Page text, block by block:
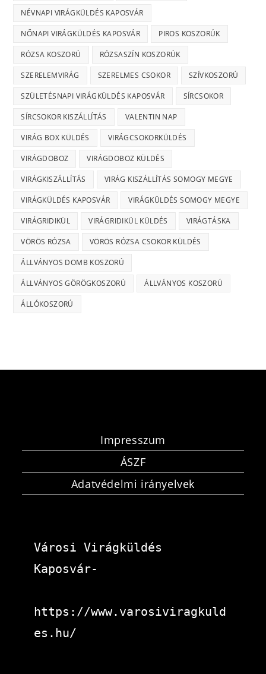
NÉVNAPI VIRÁGKÜLDÉS KAPOSVÁR
NŐNAPI VIRÁGKÜLDÉS KAPOSVÁR PIROS KOSZORÚK
RÓZSA KOSZORÚ RÓZSASZÍN KOSZORÚK
SZERELEMVIRÁG SZERELMES CSOKOR SZÍVKOSZORÚ
SZÜLETÉSNAPI VIRÁGKÜLDÉS KAPOSVÁR SÍRCSOKOR
SÍRCSOKOR KISZÁLLÍTÁS VALENTIN NAP
VIRÁG BOX KÜLDÉS VIRÁGCSOKORKÜLDÉS
VIRÁGDOBOZ VIRÁGDOBOZ KÜLDÉS
VIRÁGKISZÁLLÍTÁS VIRÁG KISZÁLLÍTÁS SOMOGY MEGYE
VIRÁGKÜLDÉS KAPOSVÁR VIRÁGKÜLDÉS SOMOGY MEGYE
VIRÁGRIDIKÜL VIRÁGRIDIKÜL KÜLDÉS VIRÁGTÁSKA
VÖRÖS RÓZSA VÖRÖS RÓZSA CSOKOR KÜLDÉS
ÁLLVÁNYOS DOMB KOSZORÚ
ÁLLVÁNYOS GÖRÖGKOSZORÚ ÁLLVÁNYOS KOSZORÚ
ÁLLÓKOSZORÚ
Impresszum
ÁSZF
Adatvédelmi irányelvek
Városi Virágküldés
Kaposvár-
https://www.varosiviragkuld
es.hu/